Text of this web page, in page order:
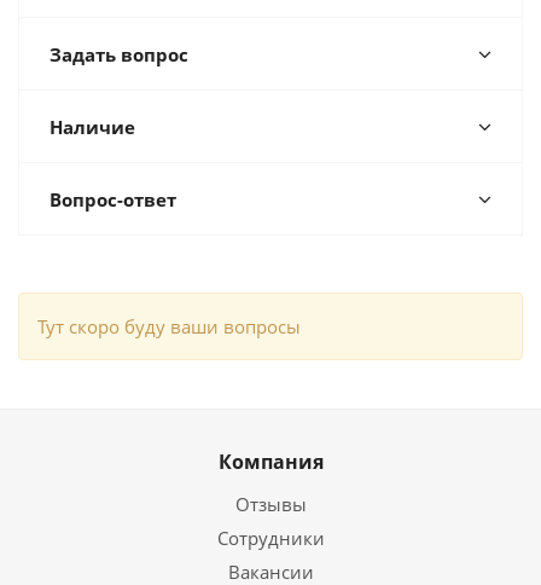
Задать вопрос
Наличие
Вопрос-ответ
Тут скоро буду ваши вопросы
Компания
Отзывы
Сотрудники
Вакансии